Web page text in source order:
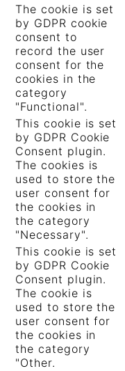
The cookie is set
by GDPR cookie
consent to
record the user
consent for the
cookies in the
category
"Functional".
This cookie is set
by GDPR Cookie
Consent plugin.
The cookies is
used to store the
user consent for
the cookies in
the category
"Necessary".
This cookie is set
by GDPR Cookie
Consent plugin.
The cookie is
used to store the
user consent for
the cookies in
the category
"Other.